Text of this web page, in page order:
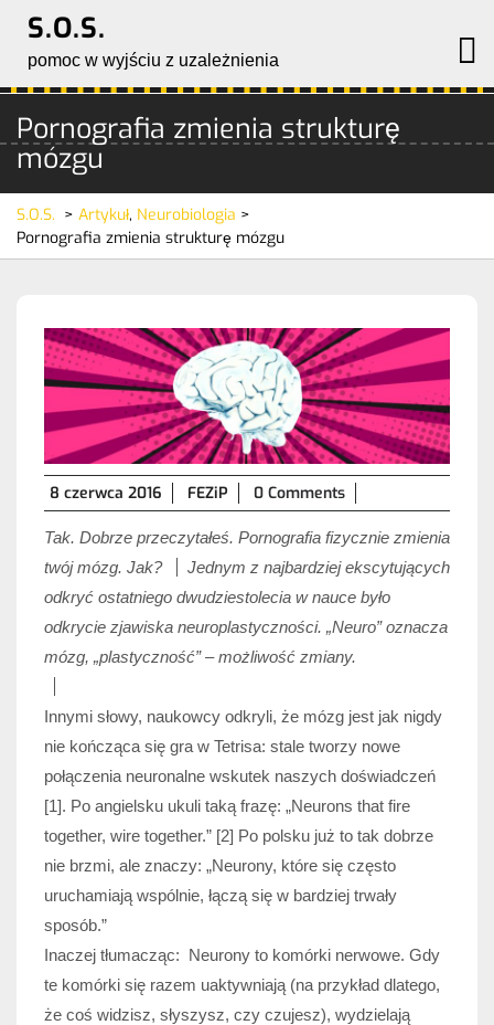
content
S.O.S.
pomoc w wyjściu z uzależnienia
Pornografia zmienia strukturę
mózgu
S.O.S. > Artykuł, Neurobiologia >
Pornografia zmienia strukturę mózgu
8 czerwca 2016
8
czerwca
2016
FEZiP 0 Comments
Tak. Dobrze przeczytałeś. Pornografia fizycznie zmienia
twój mózg. Jak?
Jednym z najbardziej ekscytujących
odkryć ostatniego dwudziestolecia w nauce było
odkrycie zjawiska neuroplastyczności. „Neuro” oznacza
mózg, „plastyczność” – możliwość zmiany.
Innymi słowy, naukowcy odkryli, że mózg jest jak nigdy
nie kończąca się gra w Tetrisa: stale tworzy nowe
połączenia neuronalne wskutek naszych doświadczeń
[1]. Po angielsku ukuli taką frazę: „Neurons that fire
together, wire together.” [2] Po polsku już to tak dobrze
nie brzmi, ale znaczy: „Neurony, które się często
uruchamiają wspólnie, łączą się w bardziej trwały
sposób.”
Inaczej tłumacząc: Neurony to komórki nerwowe. Gdy
te komórki się razem uaktywniają (na przykład dlatego,
że coś widzisz, słyszysz, czy czujesz), wydzielają